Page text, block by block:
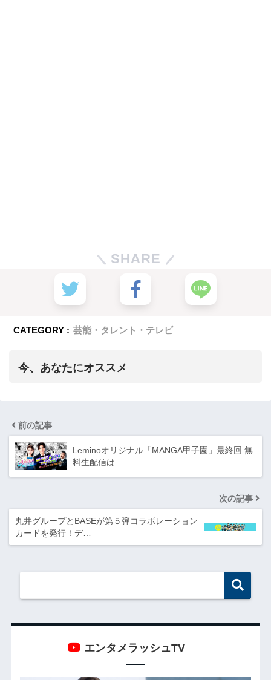
SHARE
CATEGORY : 芸能・タレント・テレビ
今、あなたにオススメ
前の記事
Leminoオリジナル「MANGA甲子園」最終回 無
料生配信は…
次の記事
丸井グループとBASEが第５弾コラボレーション
カードを発行！デ…
エンタメラッシュTV